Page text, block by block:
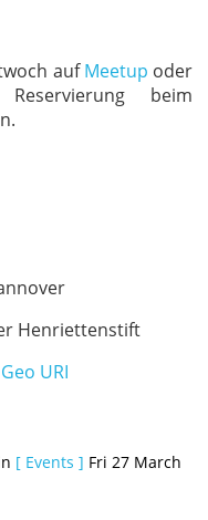
aufMeetup oder
beim
Henriettenstift
Geo URI
[ Events ] Fri 27 March